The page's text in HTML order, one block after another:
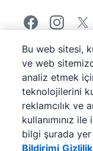
© 2026Pipedrive
Pipedrive
Hizmet Koşulları
Pipedrive
Gizlilik Bildirimi
Site haritası
Çerez Bildirimi
Çerez Tercihleri
Pipedrive Web
Bu web sitesi,
ve web
analiz etmek
teknolojilerini
reklamcılık ve
kullanımınız
bilgi şurada yer
Bildirimi